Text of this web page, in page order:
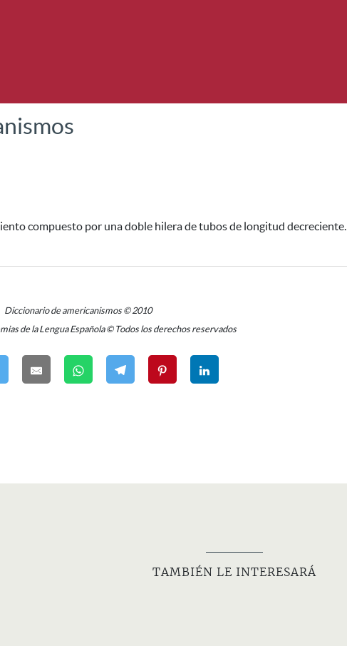
compuesto por una doble hilera de tubos de longitud decreciente.
Diccionario de americanismos © 2010
de la Lengua Española © Todos los derechos reservados
TAMBIÉN LE INTERESARÁ